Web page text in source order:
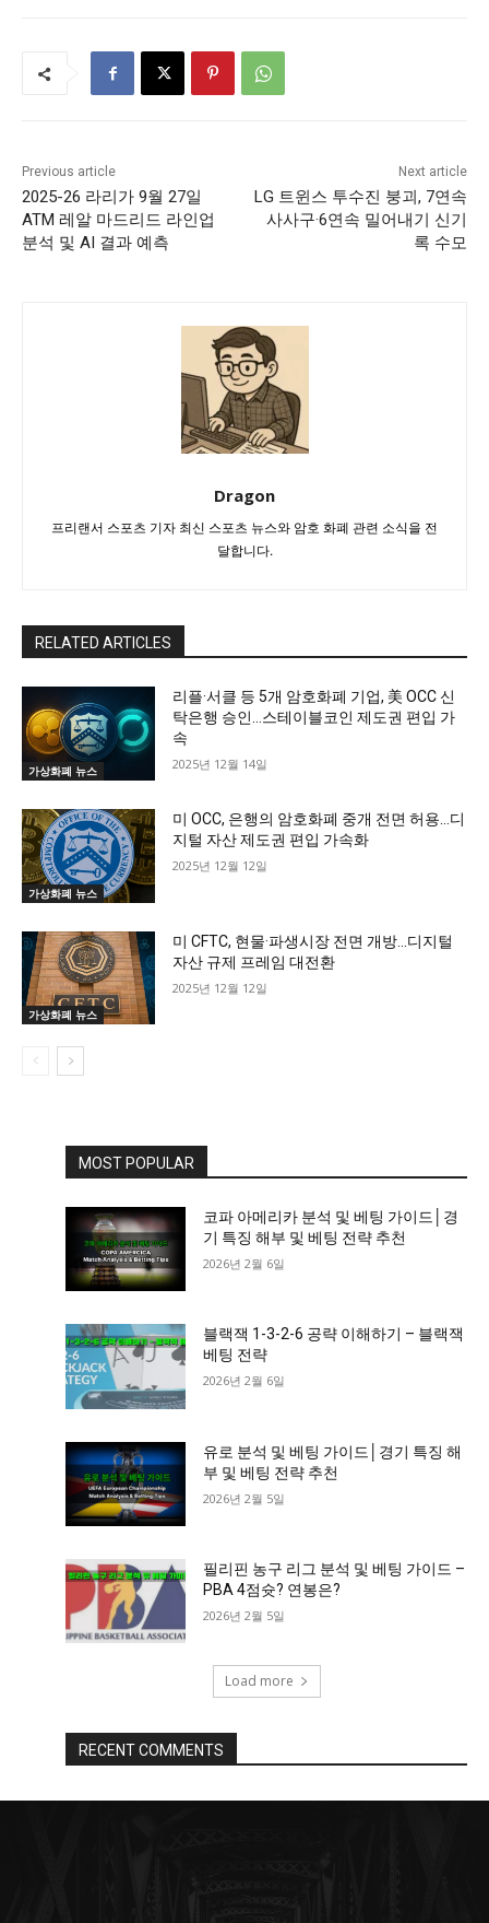
Previous article
2025-26 라리가 9월 27일
ATM 레알 마드리드 라인업
분석 및 AI 결과 예측
Next article
LG 트윈스 투수진 붕괴, 7연속
사사구·6연속 밀어내기 신기
록 수모
Dragon
프리랜서 스포츠 기자 최신 스포츠 뉴스와 암호 화폐 관련 소식을 전
달합니다.
RELATED ARTICLES
가상화폐 뉴스
리플·서클 등 5개 암호화폐 기업, 美 OCC 신
탁은행 승인…스테이블코인 제도권 편입 가
속
2025년 12월 14일
가상화폐 뉴스
미 OCC, 은행의 암호화폐 중개 전면 허용…디
지털 자산 제도권 편입 가속화
2025년 12월 12일
가상화폐 뉴스
미 CFTC, 현물·파생시장 전면 개방…디지털
자산 규제 프레임 대전환
2025년 12월 12일
MOST POPULAR
코파 아메리카 분석 및 베팅 가이드│경
기 특징 해부 및 베팅 전략 추천
2026년 2월 6일
블랙잭 1-3-2-6 공략 이해하기 – 블랙잭
베팅 전략
2026년 2월 6일
유로 분석 및 베팅 가이드│경기 특징 해
부 및 베팅 전략 추천
2026년 2월 5일
필리핀 농구 리그 분석 및 베팅 가이드 –
PBA 4점슛? 연봉은?
2026년 2월 5일
Load more
RECENT COMMENTS